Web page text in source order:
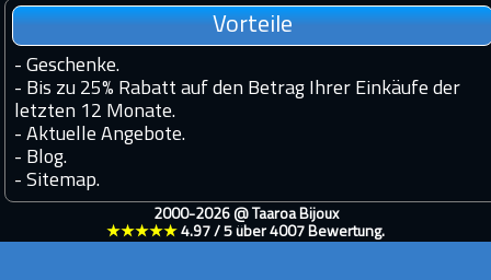
Vorteile
- Geschenke.
- Bis zu 25% Rabatt auf den Betrag Ihrer Einkäufe der
letzten 12 Monate.
- Aktuelle Angebote.
- Blog.
- Sitemap.
2000-2026 @ Taaroa Bijoux
★★★★★ 4.97 / 5 über 4007 Bewertung.